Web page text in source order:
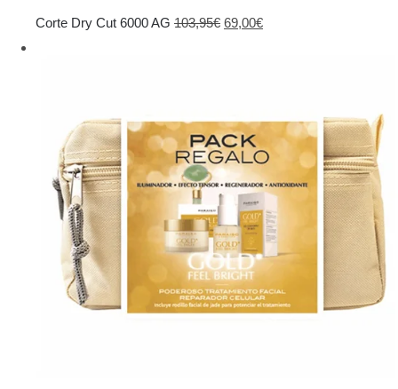
Corte Dry Cut 6000 AG 103,95€ El
103,95€.
69,00€El
69,00€.